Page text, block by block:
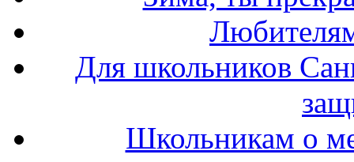
Для школьников
Школьникам о